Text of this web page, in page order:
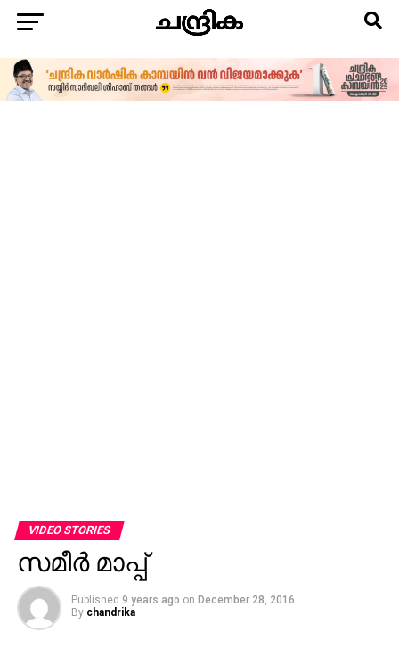
VIDEO STORIES
സമീര്‍ മാപ്പ്
Published 9 years ago on December 28, 2016
By chandrika